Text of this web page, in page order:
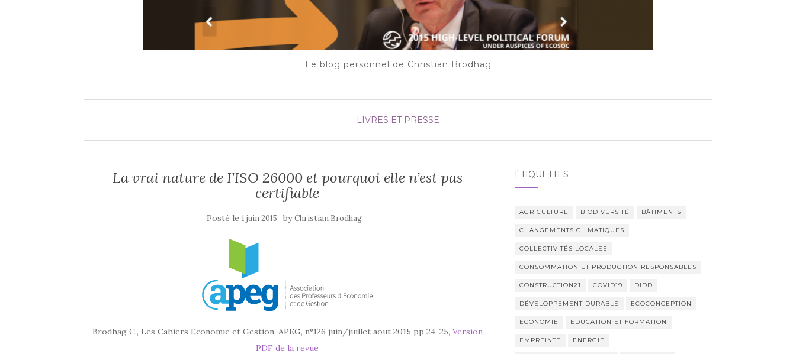
Le blog personnel de Christian Brodhag
LIVRES ET PRESSE
La vrai nature de I’ISO 26000 et pourquoi elle n’est pas
certifiable
Posté le1 juin 2015 byChristian Brodhag
Brodhag C., Les Cahiers Economie et Gestion, APEG, n°126 juin/juillet aout 2015 pp 24-25, Version
PDF de la revue
ÉTIQUETTES
AGRICULTURE BIODIVERSITÉ BÂTIMENTS
CHANGEMENTS CLIMATIQUES
COLLECTIVITÉS LOCALES
CONSOMMATION ET PRODUCTION RESPONSABLES
CONSTRUCTION21 COVID19 DIDD
DÉVELOPPEMENT DURABLE ECOCONCEPTION
ECONOMIE EDUCATION ET FORMATION
EMPREINTE ENERGIE